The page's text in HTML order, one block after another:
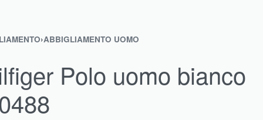
›ABBIGLIAMENTO UOMO
Polo uomo bianco